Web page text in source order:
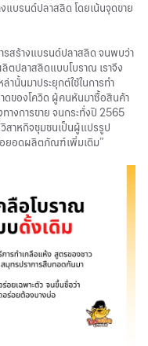
แบรนด์ปลาสลิด โดยเน้นจุดขาย
รสร้างแบรนด์ปลาสลิด จนพบว่า
ตปลาสลิดแบบโบราณ เราจึง
านั้นมาประยุกต์ใช้ในการทำ
าดของโควิด ผู้คนหันมาซื้อสินค้า
ทางการขาย จนกระทั่งปี 2565
วิสาหกิจชุมชนเป็นผู้แปรรูป
อยอดผลิตภัณฑ์เพิ่มเติม”